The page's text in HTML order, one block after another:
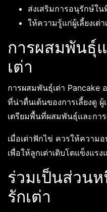
ส่งเสริมการอนุรักษ์ใ
ให้ความรู้แก่ผู้เลี้ยงเต่
การผสมพันธุ์
เต่า
การผสมพันธุ์เต่า Pancake
ที่น่าตื่นเต้นของการเลี้ยงดู
เตรียมพื้นที่ผสมพันธุ์และการ
เมื่อเต่าฟักไข่ ควรให้ความ
เพื่อให้ลูกเต่าเติบโตแข็งแร
ร่วมเป็นส่วน
รักเต่า